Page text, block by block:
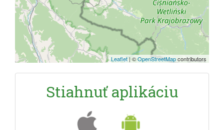
Leaflet | ©OpenStreetMapcontributors
Stiahnuť aplikáciu